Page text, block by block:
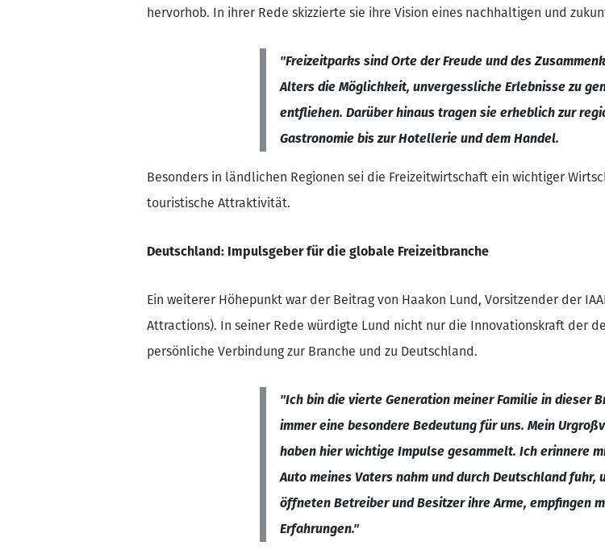
hervorhob. In ihrer Rede skizzierte sie ihre Vision eines nachhaltigen und
"Freizeitparks sind Orte der Freude und des
Alters die Möglichkeit, unvergessliche Erlebnisse zu
entfliehen. Darüber hinaus tragen sie erheblich zur
Gastronomie bis zur Hotellerie und dem Handel.
Besonders in ländlichen Regionen sei die Freizeitwirtschaft ein wichtiger
touristische Attraktivität.
Deutschland: Impulsgeber für die globale Freizeitbranche
Ein weiterer Höhepunkt war der Beitrag von Haakon Lund, Vorsitzender der
Attractions). In seiner Rede würdigte Lund nicht nur die Innovationskraft der
persönliche Verbindung zur Branche und zu Deutschland.
"Ich bin die vierte Generation meiner Familie in dieser
immer eine besondere Bedeutung für uns. Mein
haben hier wichtige Impulse gesammelt. Ich erinnere
Auto meines Vaters nahm und durch Deutschland fuhr,
öffneten Betreiber und Besitzer ihre Arme, empfingen
Erfahrungen."